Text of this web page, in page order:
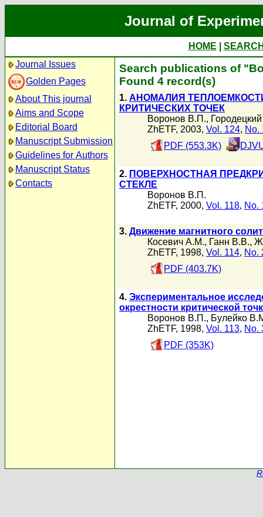
Journal of
HOME
Journal Issues
Golden Pages
About This journal
Aims and Scope
Editorial Board
Manuscript Submission
Guidelines for Authors
Manuscript Status
Contacts
Search publications of
Found 4 record(s)
1. АНОМАЛИЯ
КРИТИЧЕСКИХ ТОЧЕК
Воронов В.П.,
ZhETF, 2003, Vol. 124, No.
PDF (553.3K)
2. ПОВЕРХНОСТНАЯ
СТЕКЛЕ
Воронов В.П.
ZhETF, 2000, Vol. 118, No.
3. Движение магнитного
Косевич А.М., Ганн В.В.,
ZhETF, 1998, Vol. 114, No.
PDF (403.7K)
4. Экспериментальное
окрестности критической
Воронов В.П., Булейко
ZhETF, 1998, Vol. 113, No.
PDF (353K)